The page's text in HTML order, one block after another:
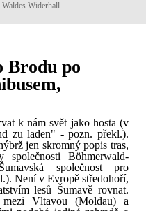
Widerhall
Brodu po
k nám svět jako hosta (v
zu laden" - pozn. překl.).
jen skromný popis tras,
společnosti Böhmerwald-
společnost pro
Není v Evropě středohoří,
lesů Šumavě rovnat.
mezi Vltavou (Moldau) a